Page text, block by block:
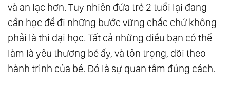
và an lạc hơn. Tuy nhiên đứa trẻ 2 tuổi lại đang
cần học để đi những bước vững chắc chứ không
phải là thi đại học. Tất cả những điều bạn có thể
làm là yêu thương bé ấy, và tôn trọng, dõi theo
hành trình của bé. Đó là sự quan tâm đúng cách.